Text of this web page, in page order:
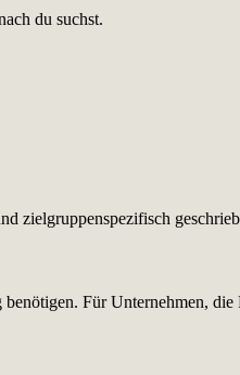
du suchst.
zielgruppenspezifisch
Für Unternehmen,